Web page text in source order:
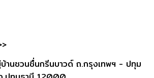
นชวนชื่นกรีนบาวด์ ถ.กรุงเทพฯ - ปทุม